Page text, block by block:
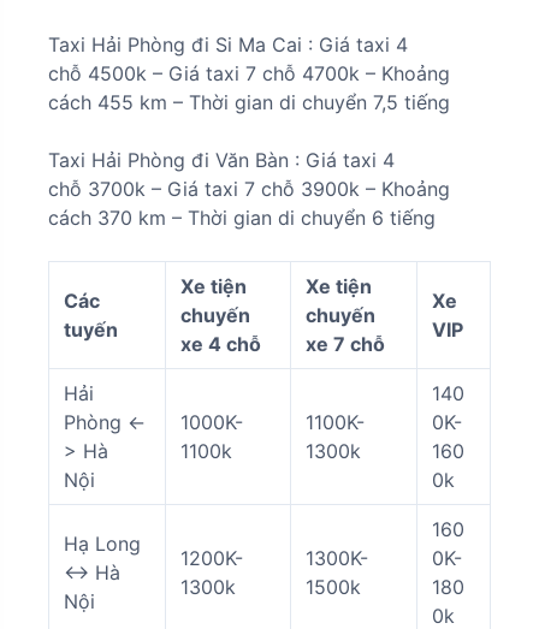
Taxi Hải Phòng đi Si Ma Cai : Giá taxi 4
chỗ 4500k – Giá taxi 7 chỗ 4700k – Khoảng
cách 455 km – Thời gian di chuyển 7,5 tiếng
Taxi Hải Phòng đi Văn Bàn : Giá taxi 4
chỗ 3700k – Giá taxi 7 chỗ 3900k – Khoảng
cách 370 km – Thời gian di chuyển 6 tiếng
Các
tuyến
Xe tiện
chuyến
xe 4 chỗ
Xe tiện
chuyến
xe 7 chỗ
Xe
VIP
Hải
Phòng <-
> Hà
Nội
1000K-
1100k
1100K-
1300k
140
0K-
160
0k
Hạ Long
<-> Hà
Nội
1200K-
1300k
1300K-
1500k
160
0K-
180
0k